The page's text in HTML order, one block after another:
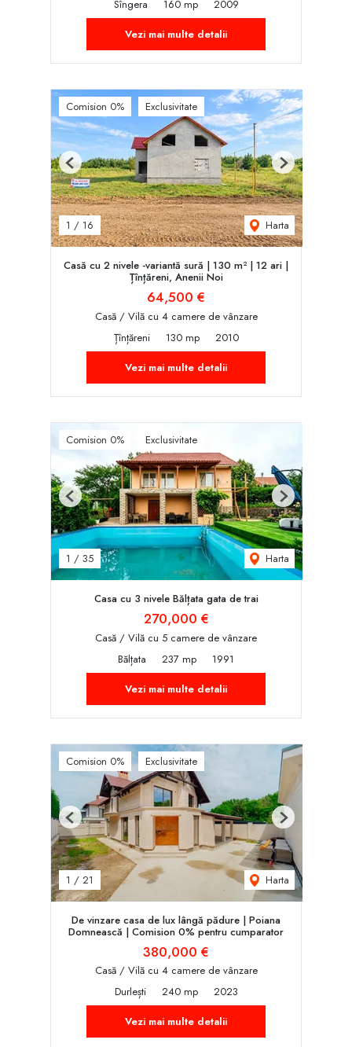
Sîngera
160 mp
2009
Vezi mai multe detalii
Comision 0% Exclusivitate
1 / 16 Harta
Previous Next
Casă cu 2 nivele -variantă sură | 130 m² | 12 ari |
Țînțăreni, Anenii Noi
64,500 €
Casă / Vilă cu 4 camere de vânzare
Țînțăreni
130 mp
2010
Vezi mai multe detalii
Comision 0% Exclusivitate
1 / 35 Harta
Previous Next
Casa cu 3 nivele Bălțata gata de trai
270,000 €
Casă / Vilă cu 5 camere de vânzare
Bălțata
237 mp
1991
Vezi mai multe detalii
Comision 0% Exclusivitate
1 / 21 Harta
Previous Next
De vinzare casa de lux lângă pădure | Poiana
Domnească | Comision 0% pentru cumparator
380,000 €
Casă / Vilă cu 4 camere de vânzare
Durlești
240 mp
2023
Vezi mai multe detalii